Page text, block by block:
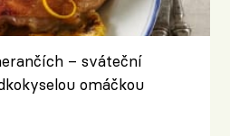
– sváteční
omáčkou